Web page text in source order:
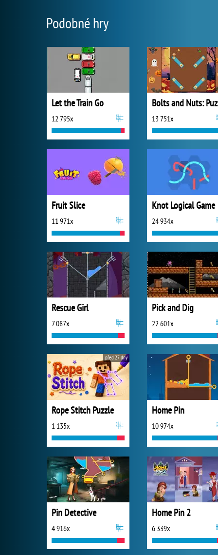
Podobné hry
Let the Train Go
12 795x 13 751x
Fruit Slice
11 971x
Knot Logical Game
24 934x
Rescue Girl
7 087x
Pick and Dig
22 601x
Rope Stitch Puzzle
1 135x
před 27 dny
Home Pin
10 974x
Pin Detective
4 916x
Home Pin 2
6 339x